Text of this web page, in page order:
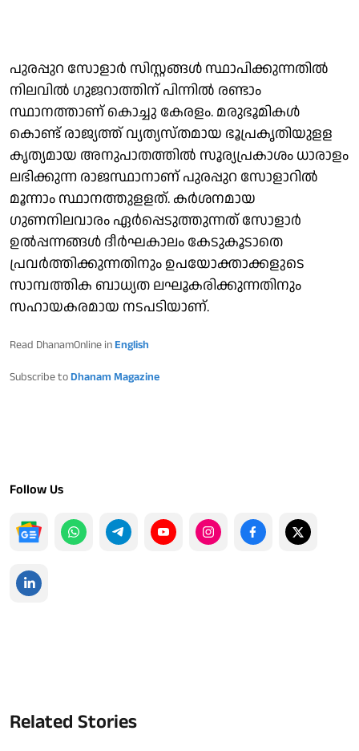
പുരപ്പുറ സോളാര്‍ സിസ്റ്റങ്ങള്‍ സ്ഥാപിക്കുന്നതില്‍
നിലവില്‍ ഗുജറാത്തിന് പിന്നില്‍ രണ്ടാം
സ്ഥാനത്താണ് കൊച്ചു കേരളം. മരുഭൂമികള്‍
കൊണ്ട് രാജ്യത്ത് വ്യത്യസ്തമായ ഭൂപ്രകൃതിയുളള
കൃത്യമായ അനുപാതത്തില്‍ സൂര്യപ്രകാശം ധാരാളം
ലഭിക്കുന്ന രാജസ്ഥാനാണ് പുരപ്പുറ സോളാറില്‍
മൂന്നാം സ്ഥാനത്തുളളത്. കര്‍ശനമായ
ഗുണനിലവാരം ഏര്‍പ്പെടുത്തുന്നത് സോളാര്‍
ഉല്‍പ്പന്നങ്ങള്‍ ദീര്‍ഘകാലം കേടുകൂടാതെ
പ്രവര്‍ത്തിക്കുന്നതിനും ഉപയോക്താക്കളുടെ
സാമ്പത്തിക ബാധ്യത ലഘൂകരിക്കുന്നതിനും
സഹായകരമായ നടപടിയാണ്.
Read DhanamOnline in English
Subscribe to Dhanam Magazine
Follow Us
Related Stories